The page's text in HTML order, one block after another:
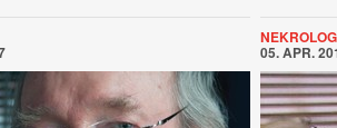
NEKROLOG
05. APR.